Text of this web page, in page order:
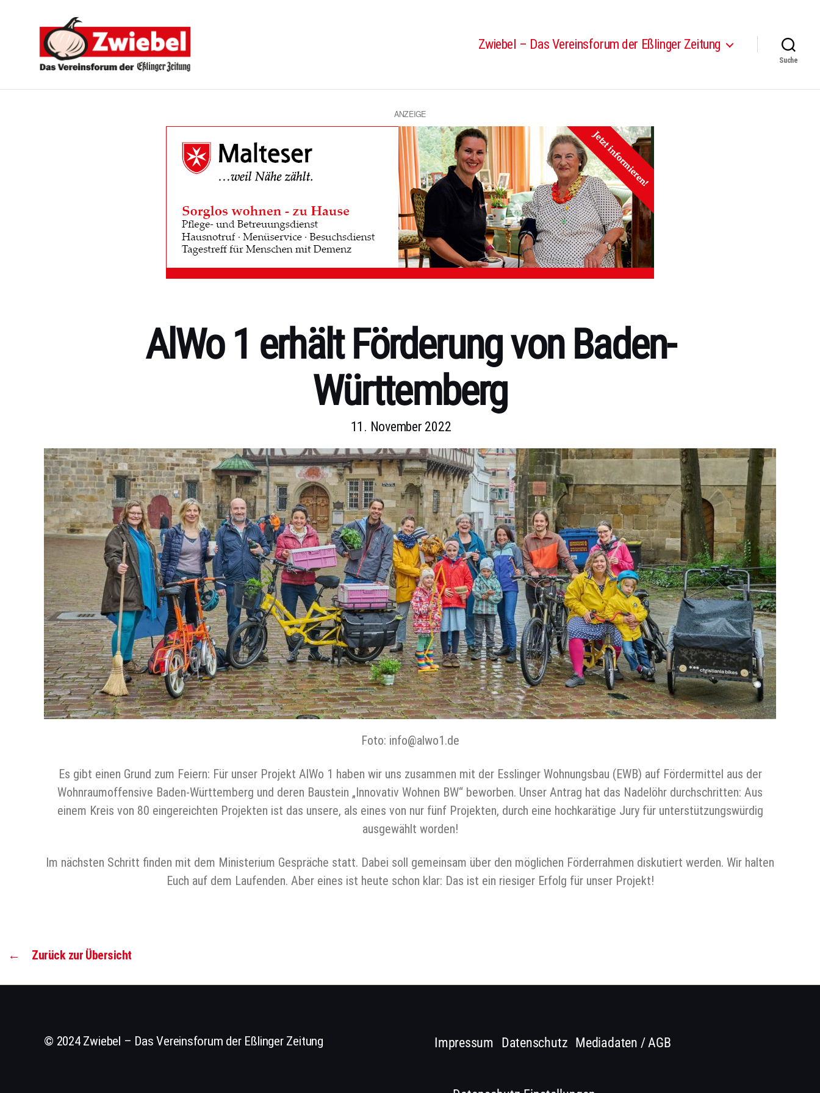
-
Zwiebel – Das Vereinsforum der Eßlinger Zeitung
Suche
ANZEIGE
AlWo 1 erhält Förderung von Baden-
Württemberg
11. November 2022
Foto: info@alwo1.de
Es gibt einen Grund zum Feiern: Für unser Projekt AlWo 1 haben wir uns zusammen mit der Esslinger Wohnungsbau (EWB) auf Fördermittel aus der
Wohnraumoffensive Baden-Württemberg und deren Baustein „Innovativ Wohnen BW“ beworben. Unser Antrag hat das Nadelöhr durchschritten: Aus
einem Kreis von 80 eingereichten Projekten ist das unsere, als eines von nur fünf Projekten, durch eine hochkarätige Jury für unterstützungswürdig
ausgewählt worden!
Im nächsten Schritt finden mit dem Ministerium Gespräche statt. Dabei soll gemeinsam über den möglichen Förderrahmen diskutiert werden. Wir halten
Euch auf dem Laufenden. Aber eines ist heute schon klar: Das ist ein riesiger Erfolg für unser Projekt!
← Zurück zur Übersicht
© 2024 Zwiebel – Das Vereinsforum der Eßlinger Zeitung Impressum Datenschutz Mediadaten / AGB